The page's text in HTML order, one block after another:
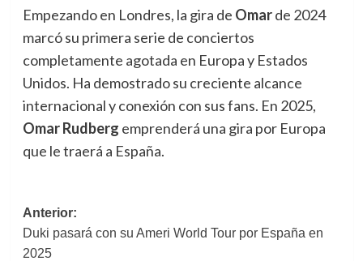
Empezando en Londres, la gira de Omarde 2024
marcó su primera serie de conciertos
completamente agotada en Europa y Estados
Unidos. Ha demostrado su creciente alcance
internacional y conexión con sus fans. En 2025,
Omar Rudberg emprenderá una gira por Europa
que le traerá a España.
Navegación
de
Anterior:
Duki pasará con su Ameri World Tour por España en
2025